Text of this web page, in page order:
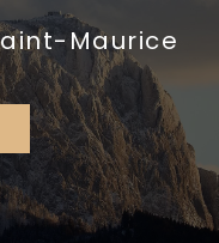
Maurice